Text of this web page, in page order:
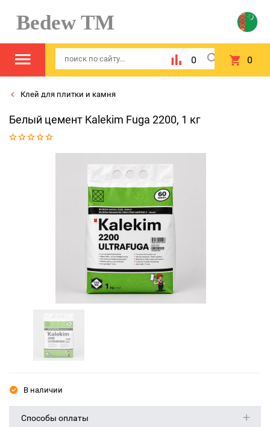
Bedew TM
0 0
Клей для плитки и камня
Белый цемент Kalekim Fuga 2200, 1 кг
В наличии
Способы оплаты